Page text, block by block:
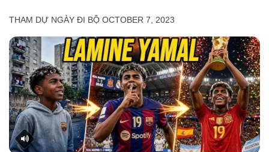
THAM DỰ NGÀY ĐI BỘ OCTOBER 7, 2023